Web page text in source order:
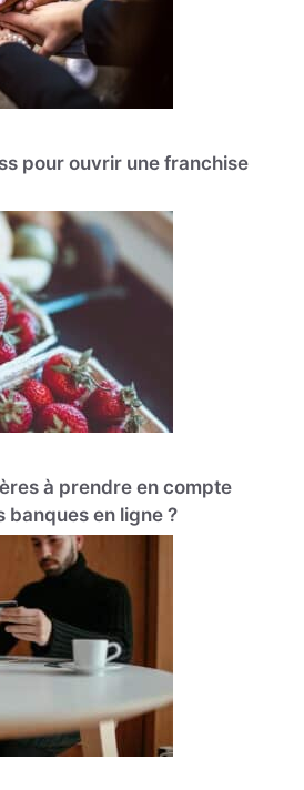
pour ouvrir une franchise
à prendre en compte
banques en ligne ?